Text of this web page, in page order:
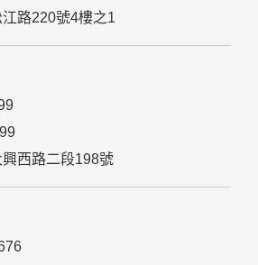
資料之政策
換、出租或出售任何您的個人資料給其
業或公務機關，但有法律依據或合約義
於：
機構合作，基於公共利益為統計或學術
過提供者處理或蒐集者依其揭露方式
服務條款或可能損害或妨礙網站與其
路220號4樓之1
西路二段198號